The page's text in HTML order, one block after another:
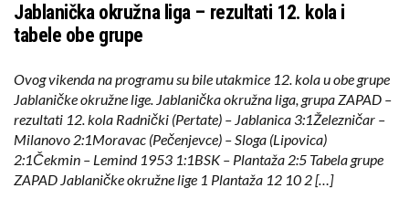
Jablanička okružna liga – rezultati 12. kola i
tabele obe grupe
Ovog vikenda na programu su bile utakmice 12. kola u obe grupe
Jablaničke okružne lige. Jablanička okružna liga, grupa ZAPAD –
rezultati 12. kola Radnički (Pertate) – Jablanica 3:1Železničar –
Milanovo 2:1Moravac (Pečenjevce) – Sloga (Lipovica)
2:1Čekmin – Lemind 1953 1:1BSK – Plantaža 2:5 Tabela grupe
ZAPAD Jablaničke okružne lige 1 Plantaža 12 10 2 […]